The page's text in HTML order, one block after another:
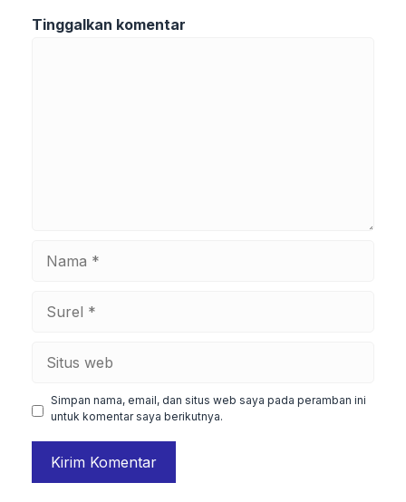
Tinggalkan komentar
Simpan nama, email, dan situs web saya pada peramban ini
untuk komentar saya berikutnya.